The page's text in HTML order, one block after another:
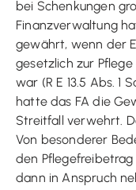
bei Schenkungen
Finanzverwaltung
gewährt, wenn der
gesetzlich zur
war (R E 13.5 Abs. 1
hatte das FA die
Streitfall verwehrt.
Von besonderer
den Pflegefreibetrag
dann in Anspruch